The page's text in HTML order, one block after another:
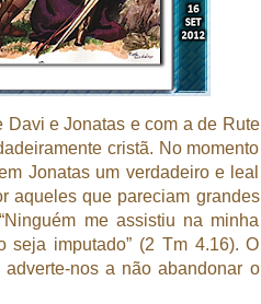
Davi e Jonatas e com a de Rute
cristã. No momento
Jonatas um verdadeiro e leal
aqueles que pareciam grandes
me assistiu na minha
seja imputado” (2 Tm 4.16). O
nos a não abandonar o